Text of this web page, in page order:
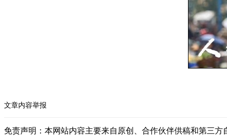
文章内容举报
免责声明：本网站内容主要来自原创、合作伙伴供稿和第三